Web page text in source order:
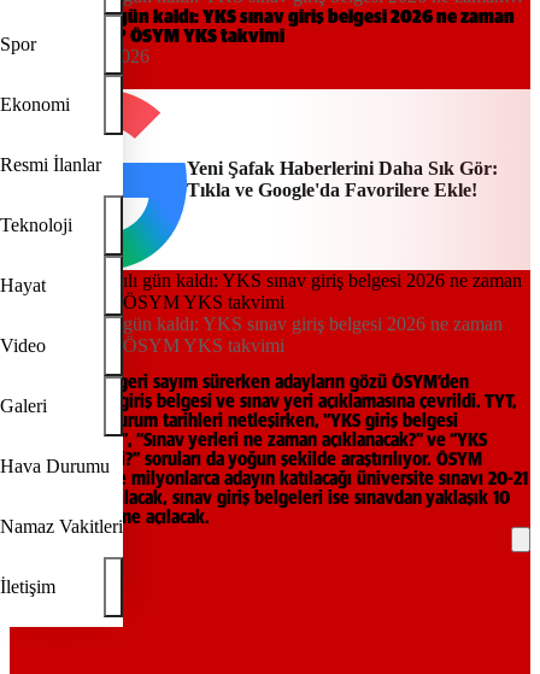
Spor
Ekonomi
Resmi İlanlar
Teknoloji
Hayat
Video
Galeri
Hava Durumu
Namaz Vakitleri
İletişim
yayınlanacak? ÖSYM YKS takvimi
YKS’ye sayılı gün kaldı: YKS sınav giriş belgesi 2026 ne zaman
yayınlanacak? ÖSYM YKS takvimi
21:32, 17/05/2026
Yeni Şafak Haberlerini Daha Sık Gör:
Tıkla ve Google'da Favorilere Ekle!
YKS’ye sayılı gün kaldı: YKS sınav giriş belgesi 2026 ne zaman
yayınlanacak? ÖSYM YKS takvimi
2026 YKS için geri sayım sürerken adayların gözü ÖSYM’den
gelecek sınav giriş belgesi ve sınav yeri açıklamasına çevrildi. TYT,
AYT ve YDT oturum tarihleri netleşirken, “YKS giriş belgesi
yayınlandı mı?”, “Sınav yerleri ne zaman açıklanacak?” ve “YKS
ertelenecek mi?” soruları da yoğun şekilde araştırılıyor. ÖSYM
takvimine göre milyonlarca adayın katılacağı üniversite sınavı 20-21
Haziran’da yapılacak, sınav giriş belgeleri ise sınavdan yaklaşık 10
gün önce erişime açılacak.
REKLAM